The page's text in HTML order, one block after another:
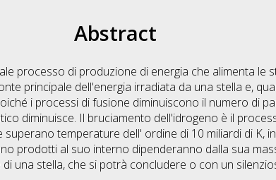
Abstract
processo di produzione di energia che alimenta le
principale dell'energia irradiata da una stella e,
i processi di fusione diminuiscono il numero di
diminuisce. Il bruciamento dell'idrogeno è il
temperature dell' ordine di 10 miliardi di K,
prodotti al suo interno dipenderanno dalla sua
una stella, che si potrà concludere o con un